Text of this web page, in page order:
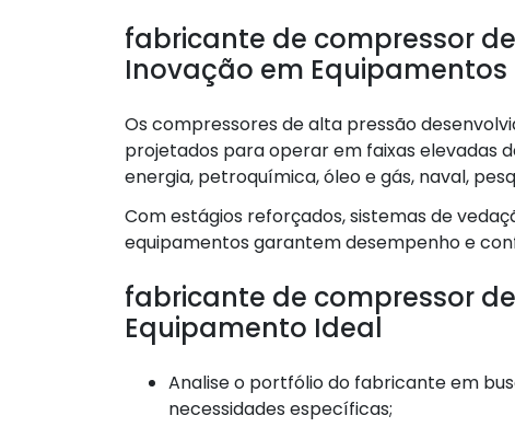
fabricante de compressor
Inovação em Equipamentos
Os compressores de alta pressão
projetados para operar em faixas elevadas
energia, petroquímica, óleo e gás, naval,
Com estágios reforçados, sistemas de
equipamentos garantem desempenho e
fabricante de compressor
Equipamento Ideal
Analise o portfólio do fabricante em busca de soluções que atendam às suas
necessidades específicas;